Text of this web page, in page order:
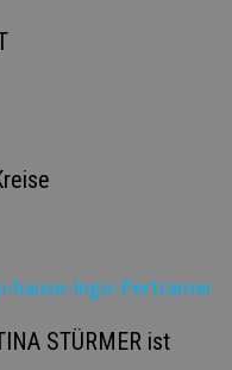
STÜRMER ist